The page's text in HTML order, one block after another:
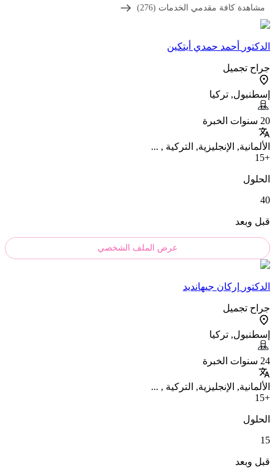
مشاهدة كافة مقدمي الخدمات (276)
الدکتور أحمد حمدي أيتكين
جراح تجميل
إسطنبول, تركيا
20 سنوات الخبرة
الألمانية, الإنجليزية, التركية , ...
+15
الحلول
40
قبل وبعد
عرض الملف الشخصي
الدکتور إركان جيهانديد
جراح تجميل
إسطنبول, تركيا
24 سنوات الخبرة
الألمانية, الإنجليزية, التركية , ...
+15
الحلول
15
قبل وبعد